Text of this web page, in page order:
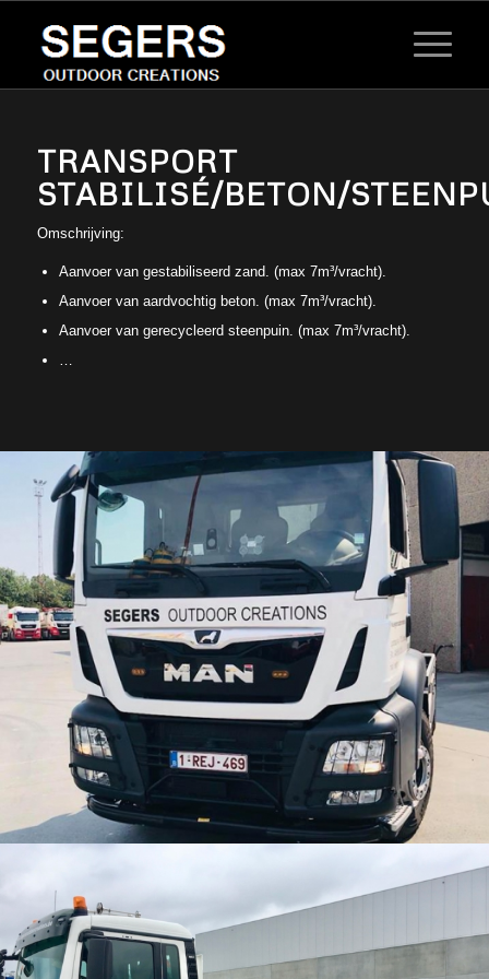
TRANSPORT
STABILISÉ/BETON/
Omschrijving:
Aanvoer van gestabiliseerd zand. (max 7m³/vracht).
Aanvoer van aardvochtig beton. (max 7m³/vracht).
Aanvoer van gerecycleerd steenpuin. (max 7m³/vracht).
…